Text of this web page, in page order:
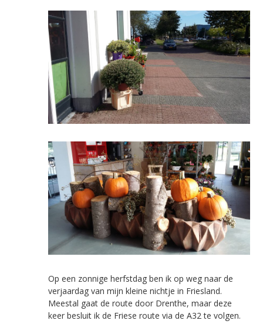
Op een zonnige herfstdag ben ik op weg naar de
verjaardag van mijn kleine nichtje in Friesland.
Meestal gaat de route door Drenthe, maar deze
keer besluit ik de Friese route via de A32 te volgen.